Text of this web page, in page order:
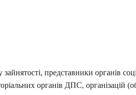
представники органів
органів ДПС, організацій